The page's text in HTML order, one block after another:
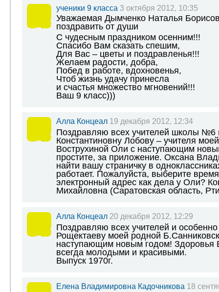
ученики 9 класса 3 октября 2012, 10:35
Уважаемая Дымченко Наталья
поздравить от души
С чудесным праздником осенним!!!
Спасибо Вам сказать спешим,
Для Вас – цветы и поздравленья!!!
Желаем радости, добра,
Побед в работе, вдохновенья,
Чтоб жизнь удачу принесла
и счастья множество мгновений!!!
Ваш 9 класс)))
Алла Концеал 19 декабря 2012, 12:34
Поздравляю всех учителей школы №6
Константиновну Лобову – учителя
Вострухиной Оли с наступающим
простите, за приложение. Оксана
найти вашу страничку в
работает. Пожалуйста, выберите
электронный адрес как дела у Оли?
Михайловна (Саратовская область,
Алла Концеал 20 декабря 2012, 12:29
Поздравляю всех учителей и
Рощектаеву моей родной
наступающим новым годом! Здоровья
всегда молодыми и красивыми.
Выпуск 1970г.
Елена Владимировна Кадочникова 18